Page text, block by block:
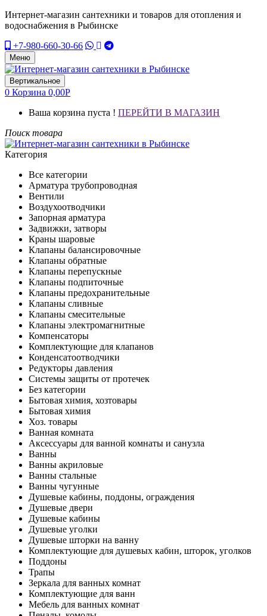
Интернет-магазин сантехники и товаров для отопления и
водоснабжения в Рыбинске
+7-980-660-30-66
Меню
Вертикальное
0 Корзина 0,00Р
Ваша корзина пуста ! ПЕРЕЙТИ В МАГАЗИН
Поиск товара
Категория
Все категории
Арматура трубопроводная
Вентили
Воздухоотводчики
Запорная арматура
Задвижки, затворы
Краны шаровые
Клапаны балансировочные
Клапаны обратные
Клапаны перепускные
Клапаны подпиточные
Клапаны предохранительные
Клапаны сливные
Клапаны смесительные
Клапаны электромагнитные
Компенсаторы
Комплектующие для клапанов
Конденсатоотводчики
Редукторы давления
Системы защиты от протечек
Без категории
Бытовая химия, хозтовары
Бытовая химия
Хоз. товары
Ванная комната
Аксессуары для ванной комнаты и санузла
Ванны
Ванны акриловые
Ванны стальные
Ванны чугунные
Душевые кабины, поддоны, ограждения
Душевые двери
Душевые кабины
Душевые уголки
Душевые шторки на ванну
Комплектующие для душевых кабин, шторок, уголков
Поддоны
Трапы
Зеркала для ванных комнат
Комплектующие для ванн
Мебель для ванных комнат